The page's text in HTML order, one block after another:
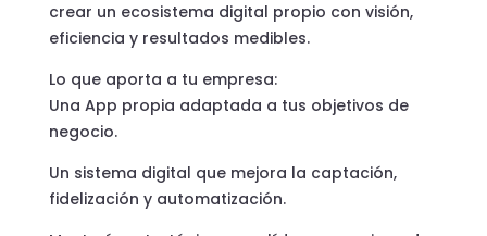
crear un ecosistema digital propio con visión,
eficiencia y resultados medibles.
Lo que aporta a tu empresa:
Una App propia adaptada a tus objetivos de
negocio.
Un sistema digital que mejora la captación,
fidelización y automatización.